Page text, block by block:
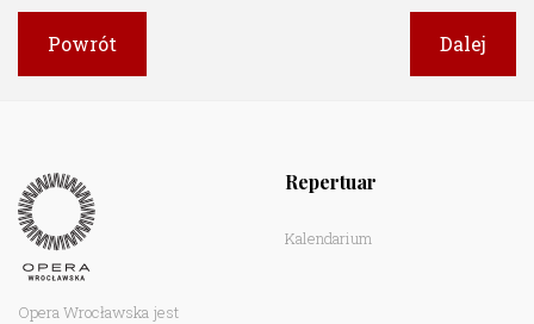
Powrót Dalej
Opera Wrocławska jest
Repertuar
Kalendarium